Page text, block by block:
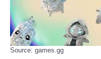
Source: games.gg